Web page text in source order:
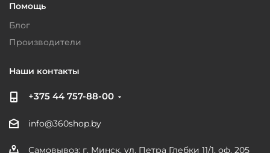
Помощь
Блог
Производители
Наши контакты
+375 44 757-88-00
info@360shop.by
Самовывоз: г. Минск, ул. Петра Глебки 11/1, оф. 205